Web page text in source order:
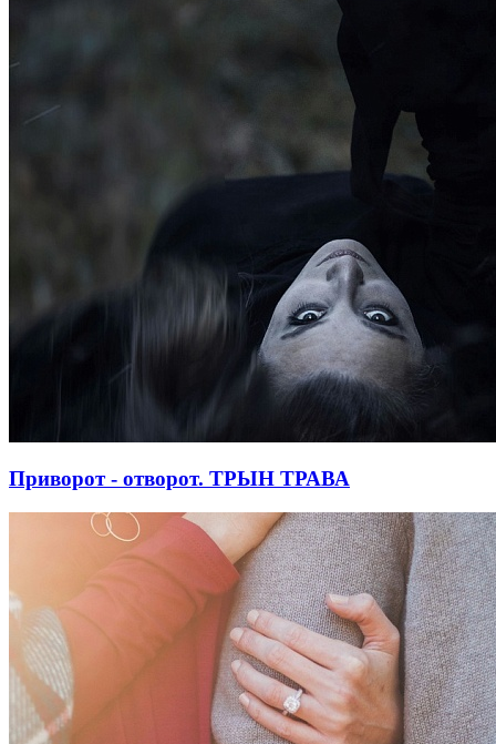
Приворот - отворот. ТРЫН ТРАВА